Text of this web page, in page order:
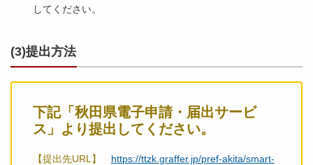
してください。
(3)提出方法
下記「秋田県電子申請・届出サービ
ス」より提出してください。
【提出先URL】 https://ttzk.graffer.jp/pref-akita/smart-